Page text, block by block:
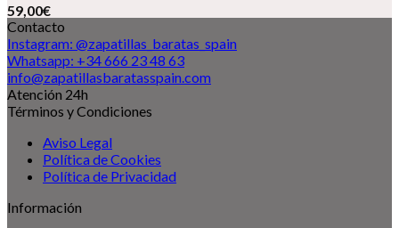
59,00€
Contacto
Instagram: @zapatillas_baratas_spain
Whatsapp: +34 666 23 48 63
info@zapatillasbaratasspain.com
Atención 24h
Términos y Condiciones
Aviso Legal
Política de Cookies
Política de Privacidad
Información